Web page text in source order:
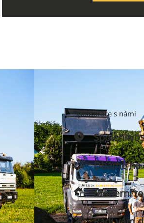
Spolupráce s námi
Dbáme
Moderní